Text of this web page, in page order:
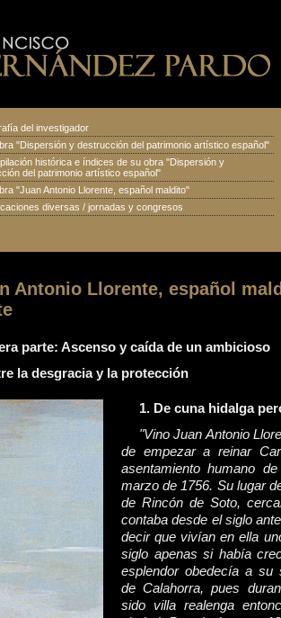
del investigador
"Dispersión y destrucción del patrimonio artístico español"
histórica e índices de su obra "Dispersión y
del patrimonio artístico español"
"Juan Antonio Llorente, español maldito"
diversas / jornadas y congresos
Antonio Llorente, español
parte: Ascenso y caída de un ambicioso
la desgracia y la protección
1. De cuna hidalga
"Vino Juan Antonio
de empezar a reinar
asentamiento humano
marzo de 1756. Su lugar
de Rincón de Soto,
contaba desde el siglo
decir que vivían en ella
siglo apenas si había
esplendor obedecía a su
de Calahorra, pues
sido villa realenga